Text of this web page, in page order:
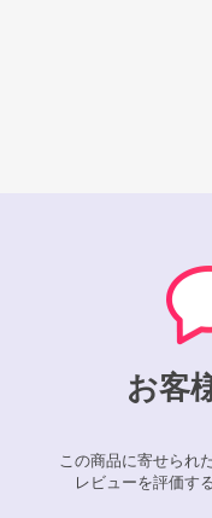
お客
この商品に寄せられ
レビューを評価す